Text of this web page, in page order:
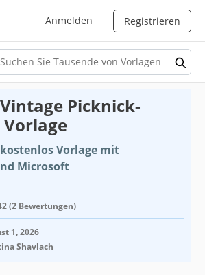
Anmelden Registrieren
Picknick-
Vorlage mit
Microsoft
(2 Bewertungen)
1, 2026
Shavlach